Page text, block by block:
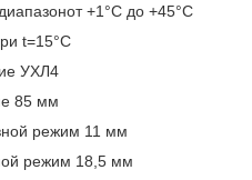
+1°C до +45°C
t=15°C
УХЛ4
85 мм
режим 11 мм
режим 18,5 мм